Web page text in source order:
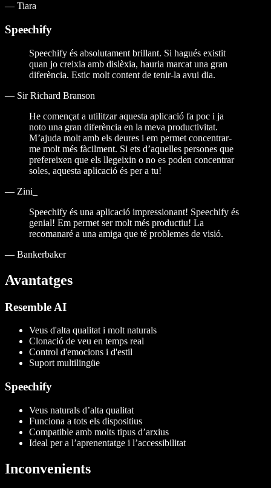
— Tiara
Speechify
Speechify és absolutament brillant. Si hagués existit
quan jo creixia amb dislèxia, hauria marcat una gran
diferència. Estic molt content de tenir-la avui dia.
— Sir Richard Branson
He començat a utilitzar aquesta aplicació fa poc i ja
noto una gran diferència en la meva productivitat.
M’ajuda molt amb els deures i em permet concentrar-
me molt més fàcilment. Si ets d’aquelles persones que
prefereixen que els llegeixin o no es poden concentrar
soles, aquesta aplicació és per a tu!
— Zini_
Speechify és una aplicació impressionant! Speechify és
genial! Em permet ser molt més productiu! La
recomanaré a una amiga que té problemes de visió.
— Bankerbaker
Avantatges
Resemble AI
Veus d'alta qualitat i molt naturals
Clonació de veu en temps real
Control d'emocions i d'estil
Suport multilingüe
Speechify
Veus naturals d’alta qualitat
Funciona a tots els dispositius
Compatible amb molts tipus d’arxius
Ideal per a l’aprenentatge i l’accessibilitat
Inconvenients